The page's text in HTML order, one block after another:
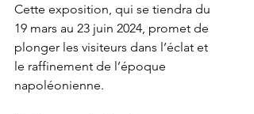
Cette exposition, qui se tiendra du
19 mars au 23 juin 2024, promet de
plonger les visiteurs dans l’éclat et
le raffinement de l’époque
napoléonienne.